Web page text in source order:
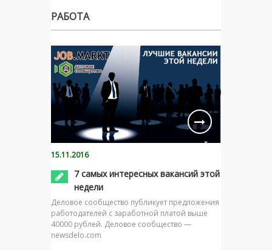
РАБОТА
15.11.2016
7 самых интересных вакансий этой
недели
Деловое сообщество публикует предложения
работодателей с заработной платой выше
40000 рублей. Деловое сообщество —
newsdelo.com